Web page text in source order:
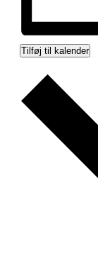
Tilføj til kalender